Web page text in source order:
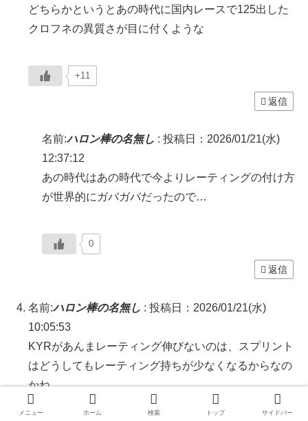
どちらかというとあの時代に国内レースで125出した
クロフネの異質さが目に付くような
+11
返信
名前:ハロン棒の名無し : 投稿日：2026/01/21(水)
12:37:12
あの時代はあの時代で今よりレーティングの付け方
が世界的にガバガバだったので…
0
返信
名前:ハロン棒の名無し : 投稿日：2026/01/21(水)
10:05:53
KYRがあんまレーティング伸びないのは、スプリント
はどうしてもレーティング持ちが少なくなるからなの
かね
メニュー ホーム 検索 トップ サイドバー